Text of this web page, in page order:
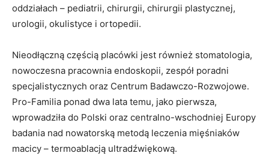
oddziałach – pediatrii, chirurgii, chirurgii plastycznej,
urologii, okulistyce i ortopedii.
Nieodłączną częścią placówki jest również stomatologia,
nowoczesna pracownia endoskopii, zespół poradni
specjalistycznych oraz Centrum Badawczo-Rozwojowe.
Pro-Familia ponad dwa lata temu, jako pierwsza,
wprowadziła do Polski oraz centralno-wschodniej Europy
badania nad nowatorską metodą leczenia mięśniaków
macicy – termoablacją ultradźwiękową.